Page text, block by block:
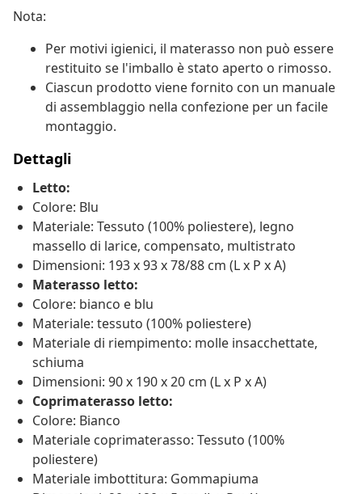
Nota:
Per motivi igienici, il materasso non può essere
restituito se l'imballo è stato aperto o rimosso.
Ciascun prodotto viene fornito con un manuale
di assemblaggio nella confezione per un facile
montaggio.
Dettagli
Letto:
Colore: Blu
Materiale: Tessuto (100% poliestere), legno
massello di larice, compensato, multistrato
Dimensioni: 193 x 93 x 78/88 cm (L x P x A)
Materasso letto:
Colore: bianco e blu
Materiale: tessuto (100% poliestere)
Materiale di riempimento: molle insacchettate,
schiuma
Dimensioni: 90 x 190 x 20 cm (L x P x A)
Coprimaterasso letto:
Colore: Bianco
Materiale coprimaterasso: Tessuto (100%
poliestere)
Materiale imbottitura: Gommapiuma